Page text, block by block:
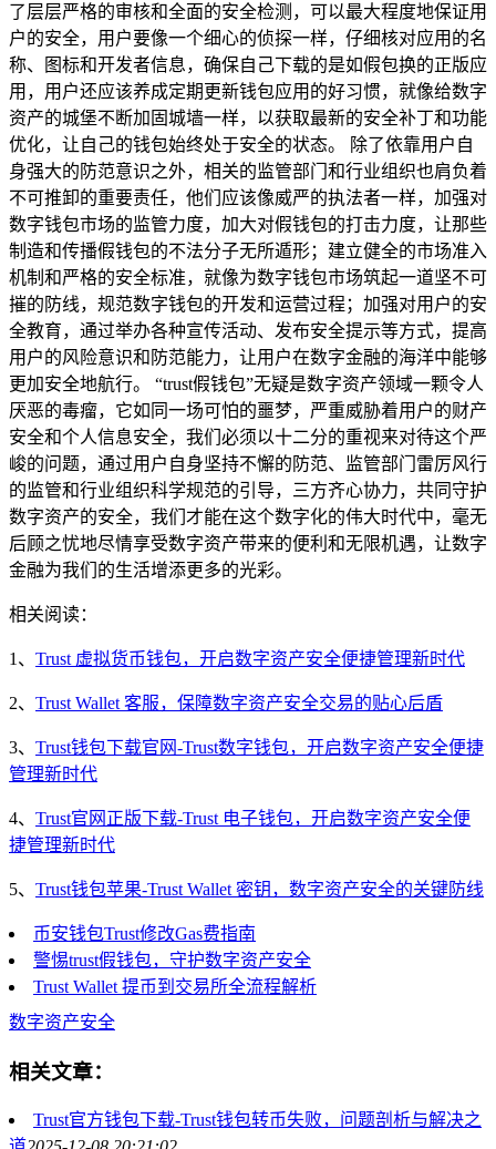
了层层严格的审核和全面的安全检测，可以最大程度地保证用
户的安全，用户要像一个细心的侦探一样，仔细核对应用的名
称、图标和开发者信息，确保自己下载的是如假包换的正版应
用，用户还应该养成定期更新钱包应用的好习惯，就像给数字
资产的城堡不断加固城墙一样，以获取最新的安全补丁和功能
优化，让自己的钱包始终处于安全的状态。 除了依靠用户自
身强大的防范意识之外，相关的监管部门和行业组织也肩负着
不可推卸的重要责任，他们应该像威严的执法者一样，加强对
数字钱包市场的监管力度，加大对假钱包的打击力度，让那些
制造和传播假钱包的不法分子无所遁形；建立健全的市场准入
机制和严格的安全标准，就像为数字钱包市场筑起一道坚不可
摧的防线，规范数字钱包的开发和运营过程；加强对用户的安
全教育，通过举办各种宣传活动、发布安全提示等方式，提高
用户的风险意识和防范能力，让用户在数字金融的海洋中能够
更加安全地航行。 “trust假钱包”无疑是数字资产领域一颗令人
厌恶的毒瘤，它如同一场可怕的噩梦，严重威胁着用户的财产
安全和个人信息安全，我们必须以十二分的重视来对待这个严
峻的问题，通过用户自身坚持不懈的防范、监管部门雷厉风行
的监管和行业组织科学规范的引导，三方齐心协力，共同守护
数字资产的安全，我们才能在这个数字化的伟大时代中，毫无
后顾之忧地尽情享受数字资产带来的便利和无限机遇，让数字
金融为我们的生活增添更多的光彩。
相关阅读：
1、 Trust 虚拟货币钱包，开启数字资产安全便捷管理新时代
2、 Trust Wallet 客服，保障数字资产安全交易的贴心后盾
3、 Trust钱包下载官网-Trust数字钱包，开启数字资产安全便捷
管理新时代
4、 Trust官网正版下载-Trust 电子钱包，开启数字资产安全便
捷管理新时代
5、 Trust钱包苹果-Trust Wallet 密钥，数字资产安全的关键防线
币安钱包Trust修改Gas费指南
警惕trust假钱包，守护数字资产安全
Trust Wallet 提币到交易所全流程解析
数字资产安全
相关文章：
Trust官方钱包下载-Trust钱包转币失败，问题剖析与解决之